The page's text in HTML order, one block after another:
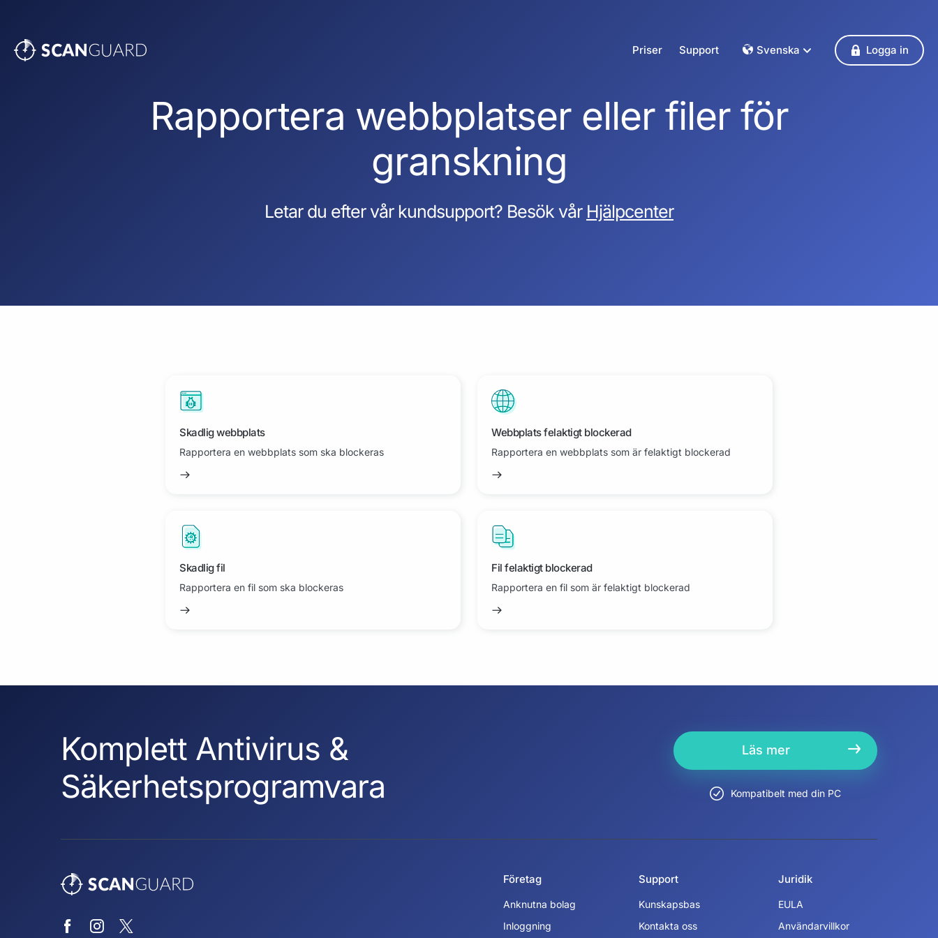
Priser Support Svenska
Français
English
Türkçe
Logga in
Rapportera webbplatser eller filer för
granskning
Letar du efter vår kundsupport? Besök vår Hjälpcenter
Skadlig webbplats
Rapportera en webbplats som ska blockeras
Webbplats felaktigt blockerad
Rapportera en webbplats som är felaktigt blockerad
Skadlig fil
Rapportera en fil som ska blockeras
Fil felaktigt blockerad
Rapportera en fil som är felaktigt blockerad
Komplett Antivirus &
Säkerhetsprogramvara
Läs mer
Kompatibelt med din PC
Företag
Anknutna bolag
Inloggning
Support
Kunskapsbas
Kontakta oss
Juridik
EULA
Användarvillkor